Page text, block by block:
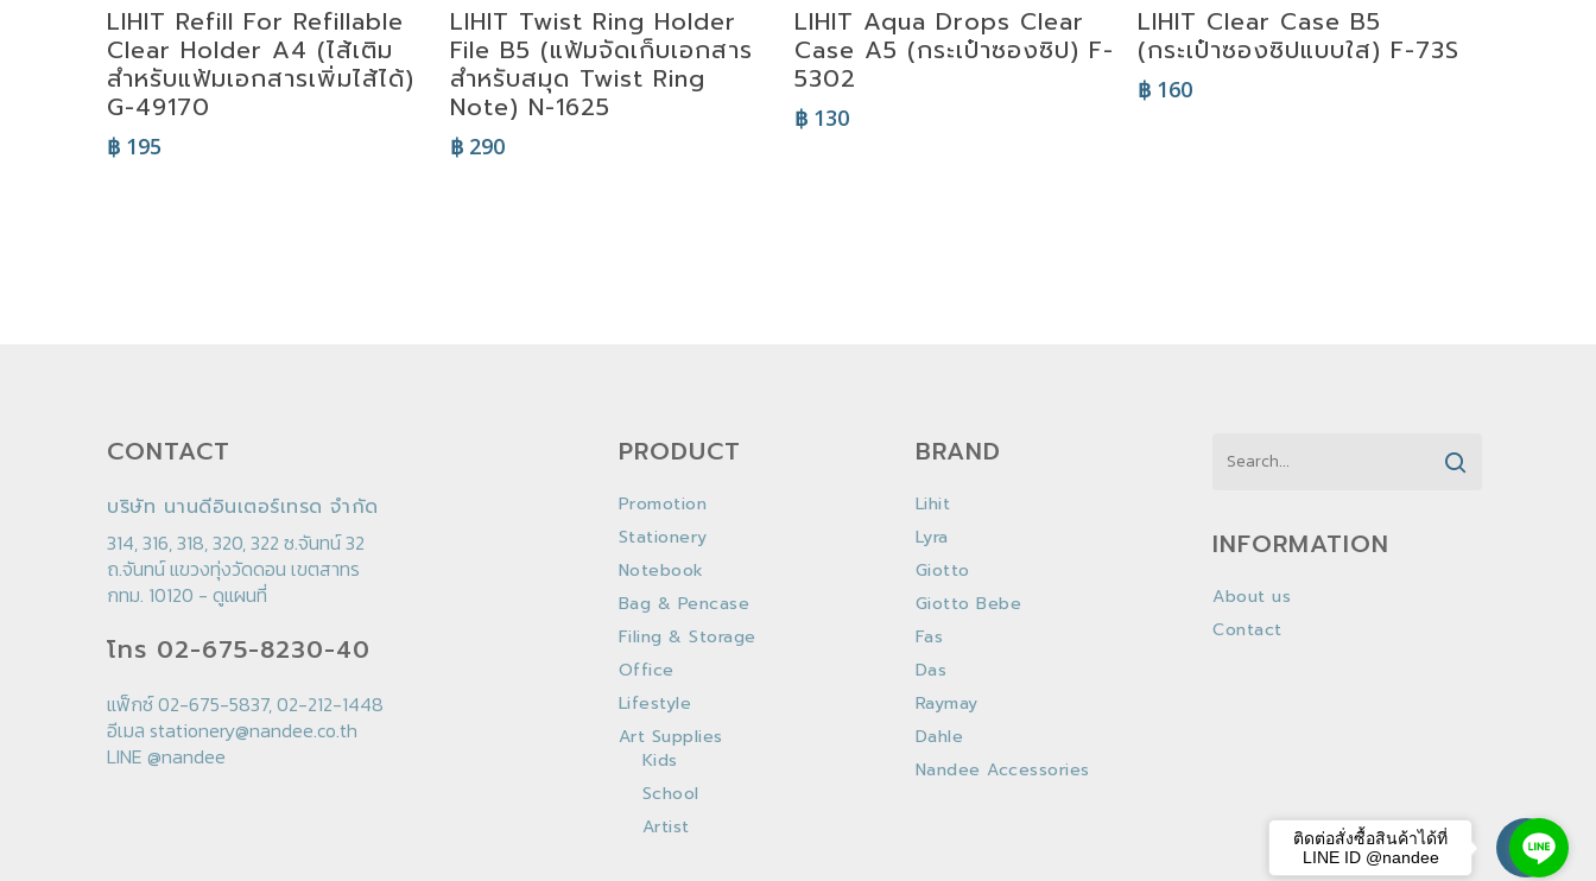
Add To Cart
LIHIT Refill For Refillable
Clear Holder A4 (ไส้เติม
สำหรับแฟ้มเอกสารเพิ่มไส้ได้)
G-49170
฿ 195
LIHIT Twist Ring Holder
File B5 (แฟ้มจัดเก็บเอกสาร
สำหรับสมุด Twist Ring
Note) N-1625
฿ 290
LIHIT Aqua Drops Clear
Case A5 (กระเป๋าซองซิป) F-
5302
฿130
LIHIT Clear Case B5
(กระเป๋าซองซิปแบบใส) F-73S
฿ 160
CONTACT
บริษัท นานดีอินเตอร์เทรด จำกัด
314, 316, 318, 320, 322 ซ.จันทน์ 32
ถ.จันทน์ แขวงทุ่งวัดดอน เขตสาทร
กทม. 10120 - ดูแผนที่
โทร 02-675-8230-40
แฟ็กซ์ 02-675-5837, 02-212-1448
อีเมล stationery@nandee.co.th
LINE @nandee
PRODUCT
Promotion
Stationery
Notebook
Bag & Pencase
Filing & Storage
Office
Lifestyle
Art Supplies
Kids
School
Artist
BRAND
Lihit
Lyra
Giotto
Giotto Bebe
Fas
Das
Raymay
Dahle
Nandee Accessories
INFORMATION
About us
Contact
ติดต่อสั่งซื้อสินค้าได้ที่
LINE ID @nandee